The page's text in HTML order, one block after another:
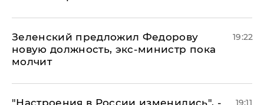
Зеленский предложил Федорову
новую должность, экс-министр пока
молчит
19:22
"Настроения в России изменились", -
19:11